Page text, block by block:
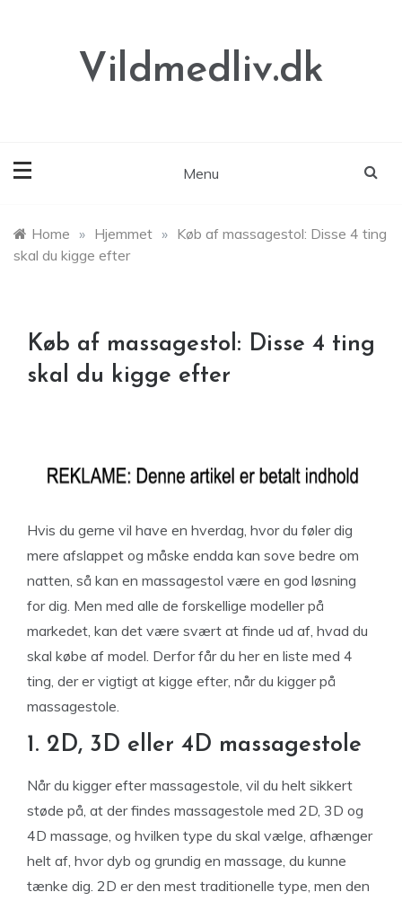
Vildmedliv.dk
Menu
Home » Hjemmet » Køb af massagestol: Disse 4 ting
skal du kigge efter
Køb af massagestol: Disse 4 ting
skal du kigge efter
Hvis du gerne vil have en hverdag, hvor du føler dig
mere afslappet og måske endda kan sove bedre om
natten, så kan en massagestol være en god løsning
for dig. Men med alle de forskellige modeller på
markedet, kan det være svært at finde ud af, hvad du
skal købe af model. Derfor får du her en liste med 4
ting, der er vigtigt at kigge efter, når du kigger på
massagestole.
1. 2D, 3D eller 4D massagestole
Når du kigger efter massagestole, vil du helt sikkert
støde på, at der findes massagestole med 2D, 3D og
4D massage, og hvilken type du skal vælge, afhænger
helt af, hvor dyb og grundig en massage, du kunne
tænke dig. 2D er den mest traditionelle type, men den